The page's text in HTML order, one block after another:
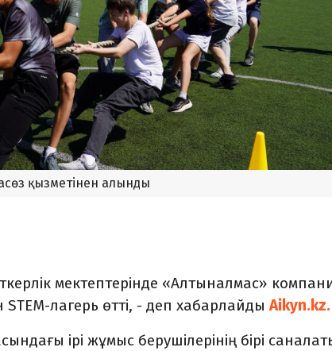
қызметінен алынды
мектептерінде «Алтыналмас»
лагерь өтті, - деп хабарлайдыAikyn.kz.
ірі жұмыс берушілерінің бірі